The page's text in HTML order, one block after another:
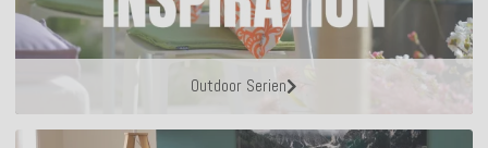
Outdoor Serien